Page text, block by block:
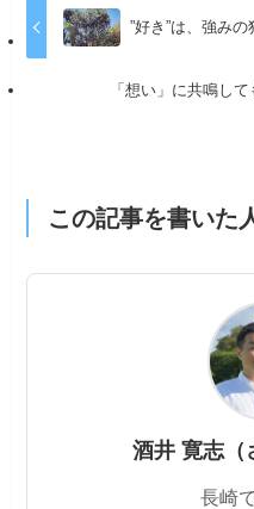
”好き”は、強み
「想い」に共鳴し
この記事を書いた
酒井 寛志（
長崎